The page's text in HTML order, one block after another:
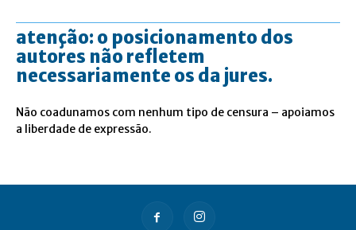
atenção: o posicionamento dos
autores não refletem
necessariamente os da jures.
Não coadunamos com nenhum tipo de censura – apoiamos
a liberdade de expressão.